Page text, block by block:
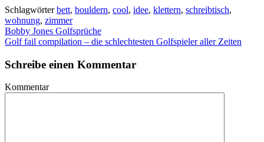
Schlagwörterbett, bouldern, cool, idee, klettern, schreibtisch,
wohnung, zimmer
Bobby Jones Golfsprüche
Golf fail compilation – die schlechtesten Golfspieler aller Zeiten
Schreibe einen Kommentar
Kommentar